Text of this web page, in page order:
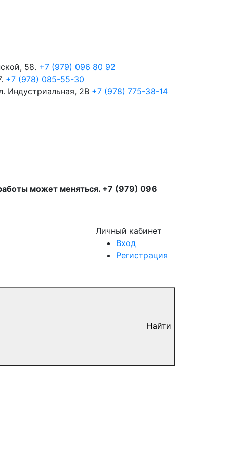
58. +7 (979) 096 80 92
+7 (978) 085-55-30
Индустриальная, 2В +7 (978) 775-38-14
может меняться. +7 (979) 096
Личный кабинет
Вход
Регистрация
Найти